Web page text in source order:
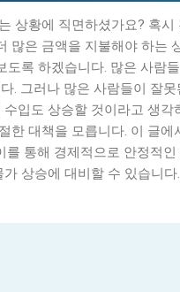
상황에 직면하셨가요? 혹시
많은 금액을 지불해야 하는
록 하겠습니다. 많은 사람
. 그러나 많은 사람들이 잘
입도 상승할 것이라고 생
한 대책을 모릅니다. 이 글
통해 경제적으로 안정적
상승에 대비할 수 있습니